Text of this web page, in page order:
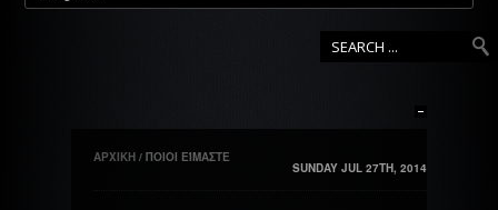
ΑΡΧΙΚΗ / ΠΟΙΟΙ ΕΊΜΑΣΤΕ
SUNDAY JUL 27TH, 2014